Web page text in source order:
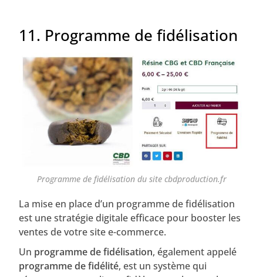
11. Programme de fidélisation
Programme de fidélisation du site cbdproduction.fr
La mise en place d’un programme de fidélisation
est une stratégie digitale efficace pour booster les
ventes de votre site e-commerce.
Un programme de fidélisation, également appelé
programme de fidélité, est un système qui